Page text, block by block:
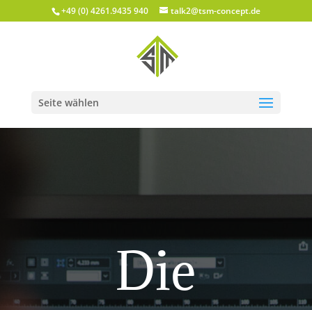
+49 (0) 4261.9435 940 talk2@tsm-concept.de
Seite wählen
Die